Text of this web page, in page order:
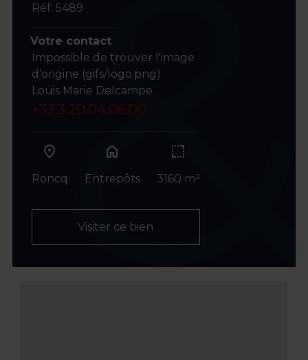
Réf: 5489
Votre contact
Impossible de trouver l'image
d'origine (gifs/logo.png)
Louis Marie Delcampe
+33 3.20.04.06.00
Roncq
home
Entrepôts 3160 m²
Visiter ce bien